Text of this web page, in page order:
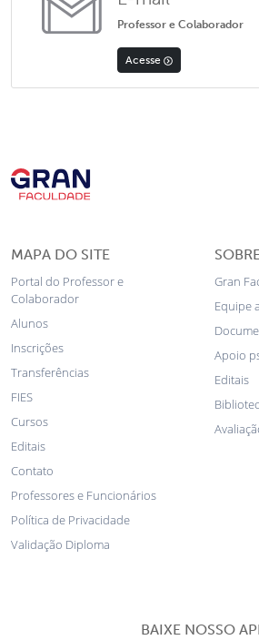
Professor e Colaborador
Acesse
MAPA DO SITE
Portal do Professor e
Colaborador
Alunos
Inscrições
Transferências
FIES
Cursos
Editais
Contato
Professores e Funcionários
Política de Privacidade
Validação Diploma
Gran
Equipe
Apoio
Editais
BAIXE NOSSO